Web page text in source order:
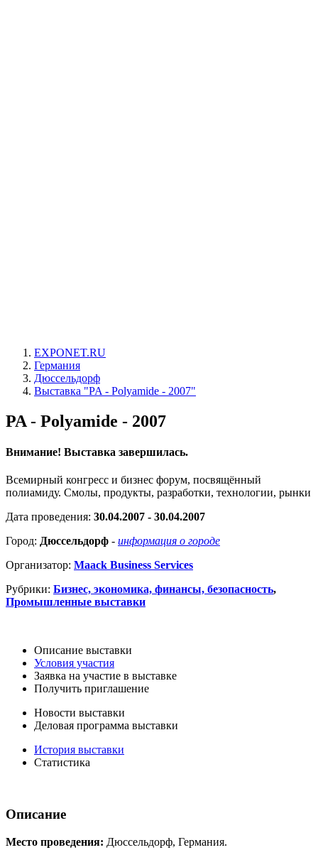
EXPONET.RU
Германия
Дюссельдорф
Выставка "PA - Polyamide - 2007"
PA - Polyamide - 2007
Внимание! Выставка завершилась.
Всемирный конгресс и бизнес форум, посвящённый
полиамиду. Смолы, продукты, разработки, технологии, рынки
Дата проведения: 30.04.2007 - 30.04.2007
Город: Дюссельдорф - информация о городе
Организатор: Maack Business Services
Рубрики: Бизнес, экономика, финансы, безопасность,
Промышленные выставки
Описание выставки
Условия участия
Заявка на участие в выставке
Получить приглашение
Новости выставки
Деловая программа выставки
История выставки
Статистика
Описание
Место проведения: Дюссельдорф, Германия.